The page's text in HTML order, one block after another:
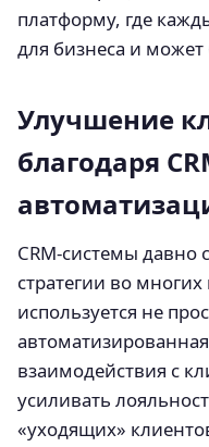
платформу, где
для бизнеса и
Улучшение
благодаря
CRM-системы давно
стратегии во
используется не
взаимодействия с
усиливать
«уходящих»